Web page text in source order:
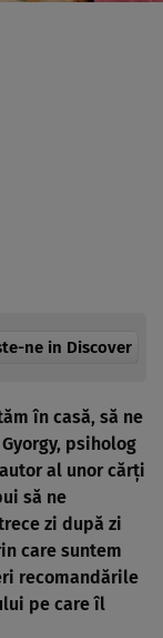
ne in Discover
în casă, să ne
psiholog
al unor cărţi
să ne
zi după zi
care suntem
recomandările
pe care îl